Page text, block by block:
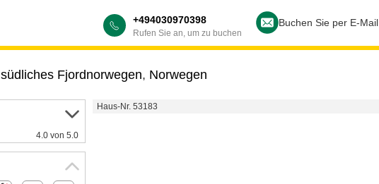
+494030970398
Rufen Sie an, um zu buchen
Buchen Sie per E-Mail
südliches Fjordnorwegen, Norwegen
Haus-Nr. 53183
4.0 von 5.0